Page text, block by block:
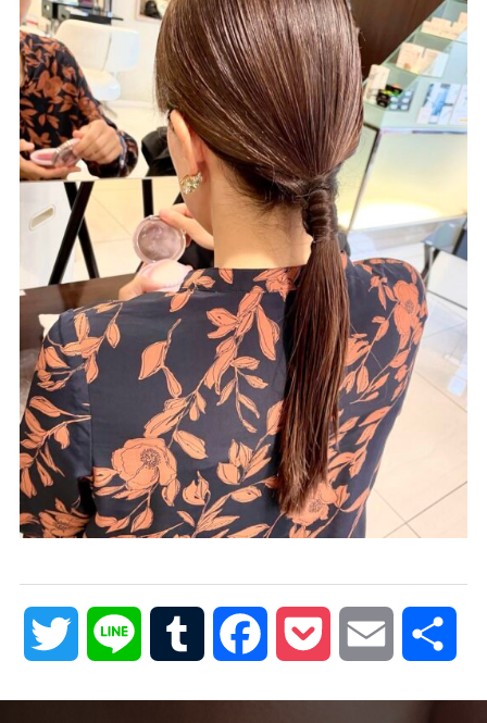
Twitter Line Tumblr FacebookPocket Email